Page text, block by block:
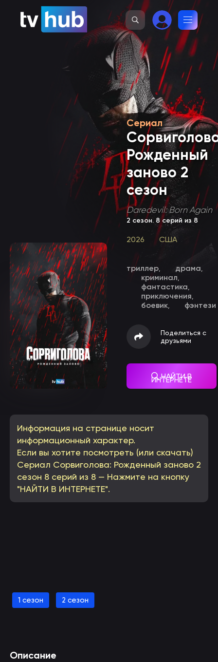
Сериал
Рожденный
заново 2
сезон
Daredevil: Born Again
2 сезон. 8 серий из 8
2026 США
триллер драма
криминал
фантастика
приключения
боевик фэнтези
Поделиться с
друзьями
НАЙТИ В
ИНТЕРНЕТЕ
Информация на странице носит
информационный характер.
Если вы хотите посмотреть (или скачать)
Сериал Сорвиголова: Рожденный заново 2
сезон 8 серий из 8 — Нажмите на кнопку
"НАЙТИ В ИНТЕРНЕТЕ".
сезон онлайн
(вы будете перенаправлены на другой сайт)
1 сезон 2 сезон
Описание